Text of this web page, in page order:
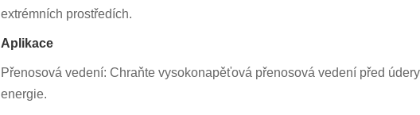
extrémních prostředích.
Aplikace
Přenosová vedení: Chraňte vysokonapěťová přenosová vedení před
energie.